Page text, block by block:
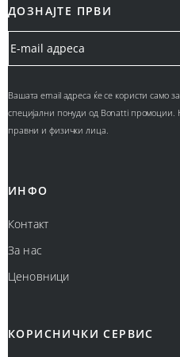
ДОЗНАЈТЕ ПРВИ
Вашата email адреса ќе се користи само
специјални понуди од Bonatti промоции.
правни и физички лица.
ИНФО
Контакт
За нас
Ценовници
КОРИСНИЧКИ СЕРВИС